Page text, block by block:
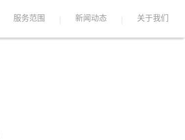
服务范围 新闻动态 关于我们